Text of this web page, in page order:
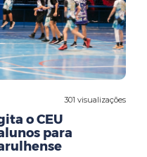
301 visualizações
o CEU
para